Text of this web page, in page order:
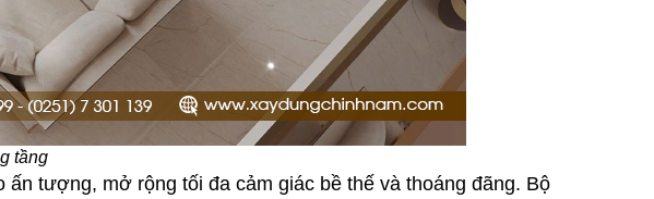
tầng
tượng, mở rộng tối đa cảm giác bề thế và thoáng đãng. Bộ